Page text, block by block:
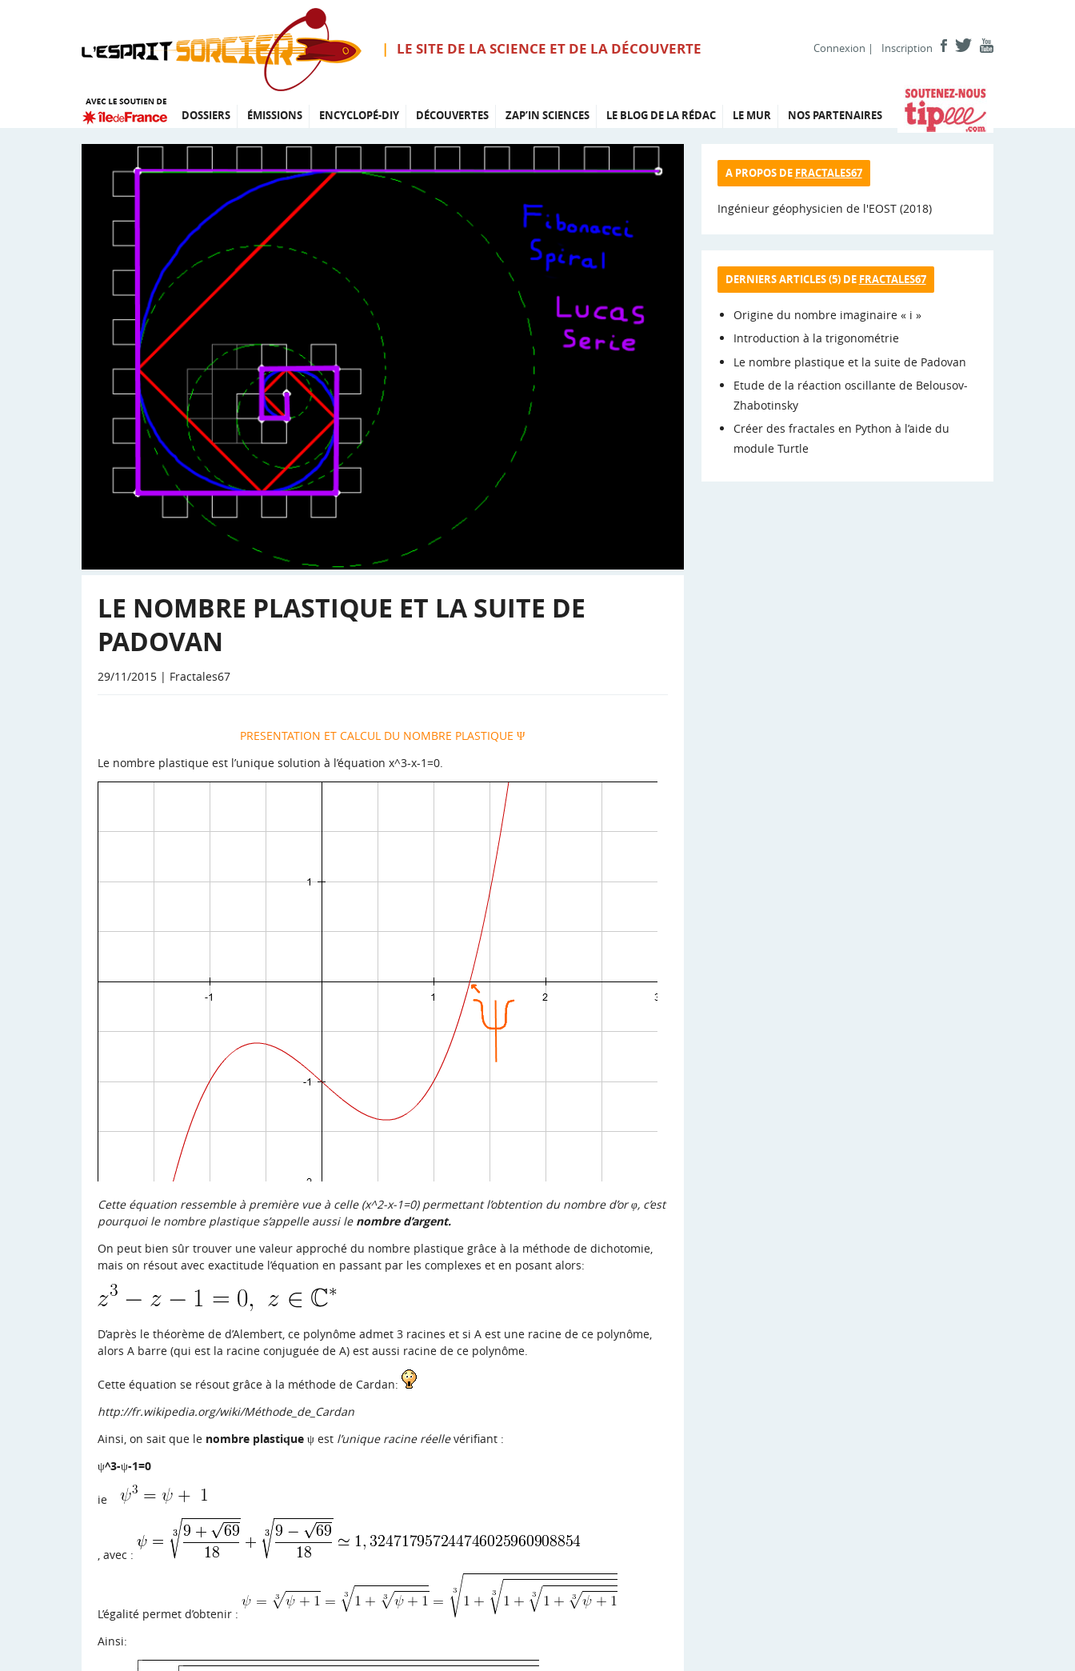
LE SITE DE LA SCIENCE ET DE LA DÉCOUVERTE Connexion | Inscription
DOSSIERS ÉMISSIONS ENCYCLOPÉ-DIY DÉCOUVERTES ZAP’IN SCIENCES LE BLOG DE LA RÉDAC LE MUR NOS PARTENAIRES
LE NOMBRE PLASTIQUE ET LA SUITE DE
PADOVAN
29/11/2015 | Fractales67
PRESENTATION ET CALCUL DU NOMBRE PLASTIQUE Ψ
Le nombre plastique est l’unique solution à l’équation x^3-x-1=0.
Cette équation ressemble à première vue à celle (x^2-x-1=0) permettant l’obtention du nombre d’or φ, c’est
pourquoi le nombre plastique s’appelle aussi le nombre d’argent.
On peut bien sûr trouver une valeur approché du nombre plastique grâce à la méthode de dichotomie,
mais on résout avec exactitude l’équation en passant par les complexes et en posant alors:
D’après le théorème de d’Alembert, ce polynôme admet 3 racines et si A est une racine de ce polynôme,
alors A barre (qui est la racine conjuguée de A) est aussi racine de ce polynôme.
Cette équation se résout grâce à la méthode de Cardan:
http://fr.wikipedia.org/wiki/Méthode_de_Cardan
Ainsi, on sait que le nombre plastique ψ est l’unique racine réellevérifiant :
ψ^3-ψ-1=0
ie
, avec :
L’égalité permet d’obtenir :
Ainsi:
A PROPOS DE FRACTALES67
Ingénieur géophysicien de l'EOST (2018)
DERNIERS ARTICLES (5) DE FRACTALES67
Origine du nombre imaginaire « i »
Introduction à la trigonométrie
Le nombre plastique et la suite de Padovan
Etude de la réaction oscillante de Belousov-
Zhabotinsky
Créer des fractales en Python à l’aide du
module Turtle